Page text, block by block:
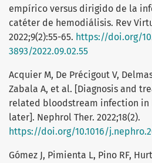
empírico versus dirigido de la
catéter de hemodiálisis. Rev
2022;9(2):55-65. https://doi.org/
3893/2022.09.02.55
Acquier M, De Précigout V,
Zabala A, et al. [Diagnosis and
related bloodstream infection in
later]. Nephrol Ther. 2022;18(2).
https://doi.org/10.1016/
Gómez J, Pimienta L, Pino RF,